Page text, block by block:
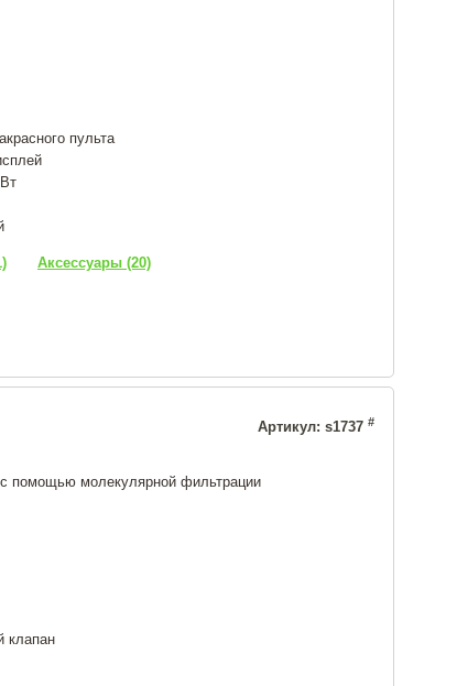
пульта
Аксессуары (20)
Артикул: s1737 #
помощью молекулярной фильтрации
клапан